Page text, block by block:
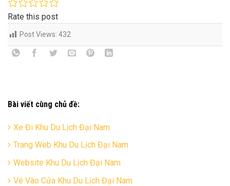
Rate this post
Post Views: 432
Bài viết cùng chủ đề:
Xe Đi Khu Du Lịch Đại Nam
Trang Web Khu Du Lịch Đại Nam
Website Khu Du Lịch Đại Nam
Vé Vào Cửa Khu Du Lịch Đại Nam